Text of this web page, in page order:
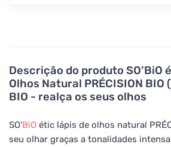
Descrição do produto SO’BiO
Olhos Natural PRÉCISION BIO
BIO - realça os seus olhos
SO’BiO étic lápis de olhos natural
seu olhar graças a tonalidades